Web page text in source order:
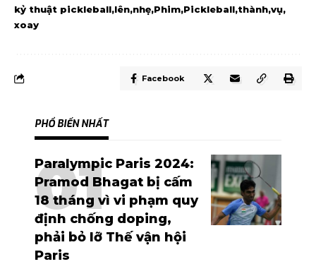
kỷ thuật pickleball lên nhẹ Phim Pickleball thành vụ
xoay
Facebook
PHỔ BIẾN NHẤT
Paralympic Paris 2024:
Pramod Bhagat bị cấm
18 tháng vì vi phạm quy
định chống doping,
phải bỏ lỡ Thế vận hội
Paris